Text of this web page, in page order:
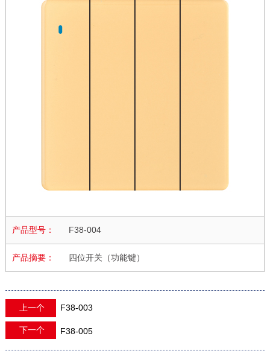
产品型号： F38-004
产品摘要： 四位开关（功能键）
上一个 F38-003
下一个 F38-005